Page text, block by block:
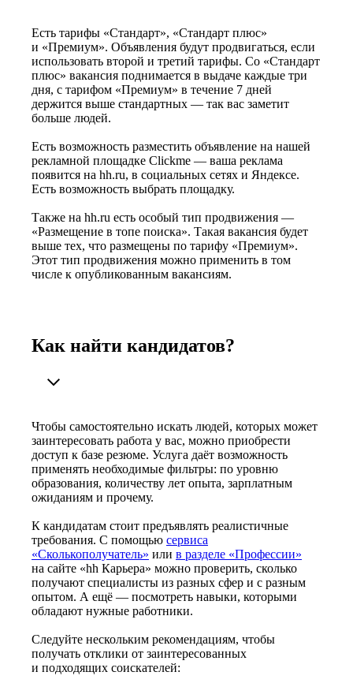
Есть тарифы «Стандарт», «Стандарт плюс»
и «Премиум». Объявления будут продвигаться, если
использовать второй и третий тарифы. Со «Стандарт
плюс» вакансия поднимается в выдаче каждые три
дня, с тарифом «Премиум» в течение 7 дней
держится выше стандартных — так вас заметит
больше людей.
Есть возможность разместить объявление на нашей
рекламной площадке Clickme — ваша реклама
появится на hh.ru, в социальных сетях и Яндексе.
Есть возможность выбрать площадку.
Также на hh.ru есть особый тип продвижения —
«Размещение в топе поиска». Такая вакансия будет
выше тех, что размещены по тарифу «Премиум».
Этот тип продвижения можно применить в том
числе к опубликованным вакансиям.
Как найти кандидатов?
Чтобы самостоятельно искать людей, которых может
заинтересовать работа у вас, можно приобрести
доступ к базе резюме. Услуга даёт возможность
применять необходимые фильтры: по уровню
образования, количеству лет опыта, зарплатным
ожиданиям и прочему.
К кандидатам стоит предъявлять реалистичные
требования. С помощью сервиса
«Сколькополучатель» или в разделе «Профессии»
на сайте «hh Карьера» можно проверить, сколько
получают специалисты из разных сфер и с разным
опытом. А ещё — посмотреть навыки, которыми
обладают нужные работники.
Следуйте нескольким рекомендациям, чтобы
получать отклики от заинтересованных
и подходящих соискателей: